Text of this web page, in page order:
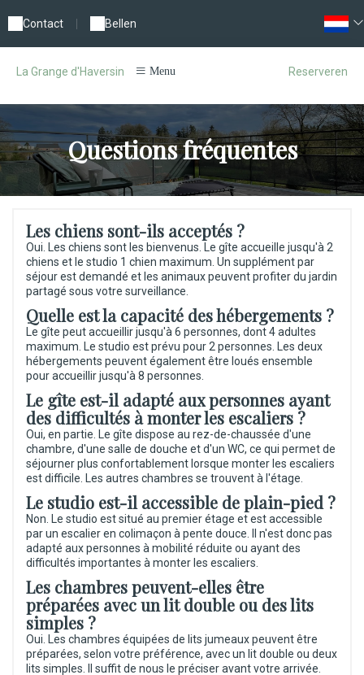
Contact Bellen
La Grange d'Haversin Menu Reserveren
Questions fréquentes
Les chiens sont-ils acceptés ?
Oui. Les chiens sont les bienvenus. Le gîte accueille jusqu'à 2
chiens et le studio 1 chien maximum. Un supplément par
séjour est demandé et les animaux peuvent profiter du jardin
partagé sous votre surveillance.
Quelle est la capacité des hébergements ?
Le gîte peut accueillir jusqu'à 6 personnes, dont 4 adultes
maximum. Le studio est prévu pour 2 personnes. Les deux
hébergements peuvent également être loués ensemble
pour accueillir jusqu'à 8 personnes.
Le gîte est-il adapté aux personnes ayant
des difficultés à monter les escaliers ?
Oui, en partie. Le gîte dispose au rez-de-chaussée d'une
chambre, d'une salle de douche et d'un WC, ce qui permet de
séjourner plus confortablement lorsque monter les escaliers
est difficile. Les autres chambres se trouvent à l'étage.
Le studio est-il accessible de plain-pied ?
Non. Le studio est situé au premier étage et est accessible
par un escalier en colimaçon à pente douce. Il n'est donc pas
adapté aux personnes à mobilité réduite ou ayant des
difficultés importantes à monter les escaliers.
Les chambres peuvent-elles être
préparées avec un lit double ou des lits
simples ?
Oui. Les chambres équipées de lits jumeaux peuvent être
préparées, selon votre préférence, avec un lit double ou deux
lits simples. Il suffit de nous le préciser avant votre arrivée.